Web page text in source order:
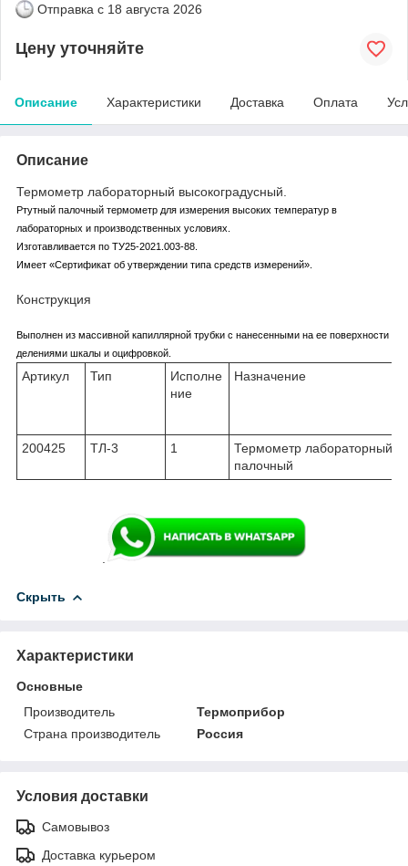
Отправка с 18 августа 2026
Цену уточняйте
Описание Характеристики Доставка Оплата
Описание
Термометр лабораторный высокоградусный.
Ртутный палочный термометр для измерения высоких температур в
лабораторных и производственных условиях.
Изготавливается по ТУ25-2021.003-88.
Имеет «Сертификат об утверждении типа средств измерений».
Конструкция
Выполнен из массивной капиллярной трубки с нанесенными на ее поверхности
делениями шкалы и оцифровкой.
Артикул Тип
Исполне
ние
Назначение
200425 ТЛ-3 1
Термометр лабораторный
палочный
Скрыть
Характеристики
Основные
Производитель
Термоприбор
Страна производитель
Россия
Условия доставки
Самовывоз
Доставка курьером